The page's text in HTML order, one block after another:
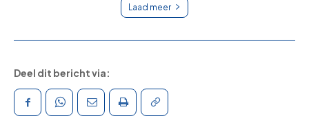
Laad meer
Deel dit bericht via: